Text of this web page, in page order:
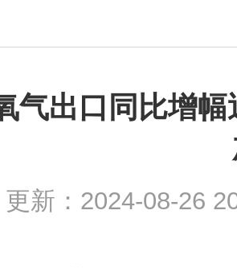
气出口同比增
新：2024-08-26